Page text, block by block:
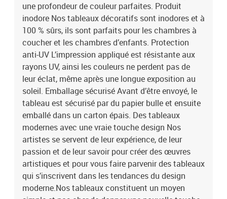
une profondeur de couleur parfaites. Produit
inodore Nos tableaux décoratifs sont inodores et à
100 % sûrs, ils sont parfaits pour les chambres à
coucher et les chambres d’enfants. Protection
anti-UV L’impression appliqué est résistante aux
rayons UV, ainsi les couleurs ne perdent pas de
leur éclat, même après une longue exposition au
soleil. Emballage sécurisé Avant d’être envoyé, le
tableau est sécurisé par du papier bulle et ensuite
emballé dans un carton épais. Des tableaux
modernes avec une vraie touche design Nos
artistes se servent de leur expérience, de leur
passion et de leur savoir pour créer des œuvres
artistiques et pour vous faire parvenir des tableaux
qui s’inscrivent dans les tendances du design
moderne.Nos tableaux constituent un moyen